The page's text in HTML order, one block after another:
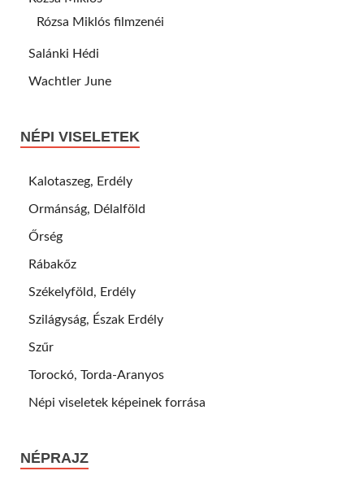
Rózsa Miklós filmzenéi
Salánki Hédi
Wachtler June
NÉPI VISELETEK
Kalotaszeg, Erdély
Ormánság, Délalföld
Őrség
Rábakőz
Székelyföld, Erdély
Szilágyság, Észak Erdély
Szűr
Torockó, Torda-Aranyos
Népi viseletek képeinek forrása
NÉPRAJZ